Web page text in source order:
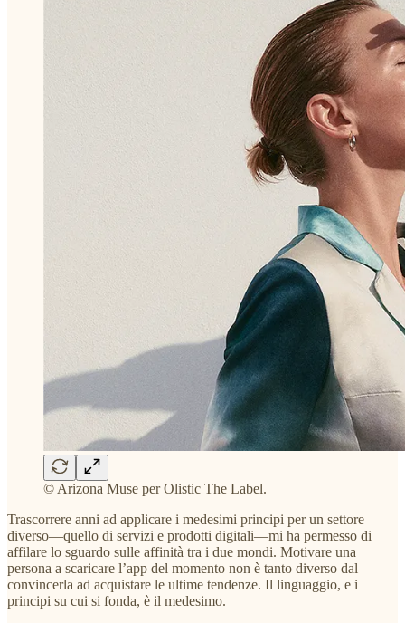
© Arizona Muse per Olistic The Label.
Trascorrere anni ad applicare i medesimi principi per un settore
diverso—quello di servizi e prodotti digitali—mi ha permesso di
affilare lo sguardo sulle affinità tra i due mondi. Motivare una
persona a scaricare l’app del momento non è tanto diverso dal
convincerla ad acquistare le ultime tendenze. Il linguaggio, e i
principi su cui si fonda, è il medesimo.